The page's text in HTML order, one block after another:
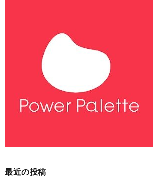
最近の投稿